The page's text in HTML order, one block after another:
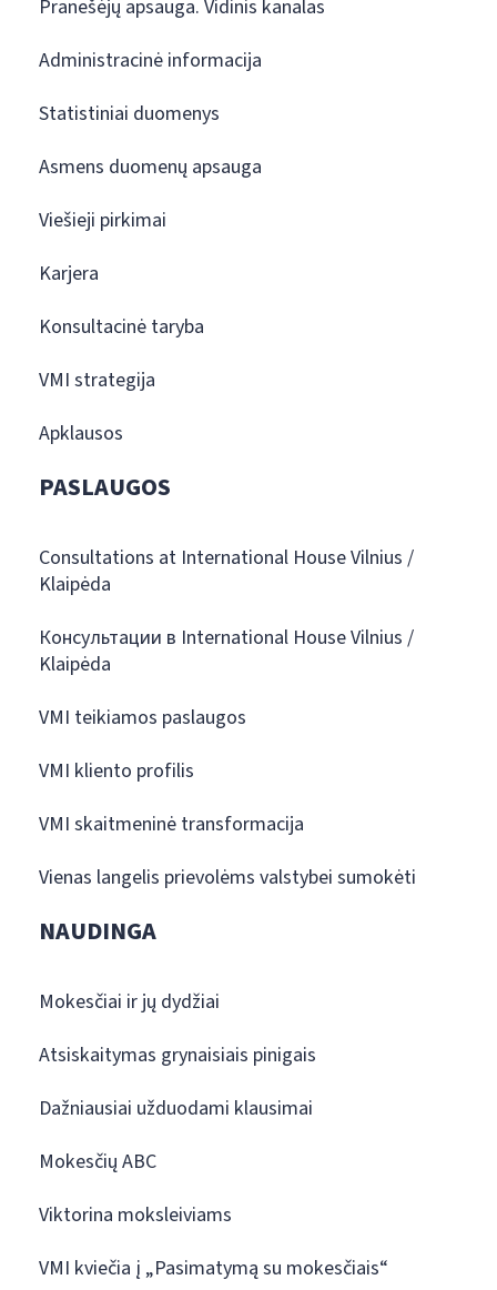
Pranešėjų apsauga. Vidinis kanalas
Administracinė informacija
Statistiniai duomenys
Asmens duomenų apsauga
Viešieji pirkimai
Karjera
Konsultacinė taryba
VMI strategija
Apklausos
PASLAUGOS
Consultations at International House Vilnius /
Klaipėda
Консультации в International House Vilnius /
Klaipėda
VMI teikiamos paslaugos
VMI kliento profilis
VMI skaitmeninė transformacija
Vienas langelis prievolėms valstybei sumokėti
NAUDINGA
Mokesčiai ir jų dydžiai
Atsiskaitymas grynaisiais pinigais
Dažniausiai užduodami klausimai
Mokesčių ABC
Viktorina moksleiviams
VMI kviečia į „Pasimatymą su mokesčiais“